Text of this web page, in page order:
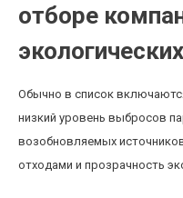
отборе
Обычно в список
низкий уровень выбросов
возобновляемых
отходами и прозрачность